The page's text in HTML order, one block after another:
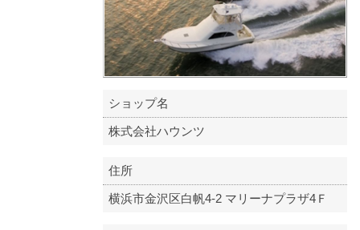
ショップ名
株式会社ハウンツ
住所
横浜市金沢区白帆4-2 マリーナプラザ4Ｆ